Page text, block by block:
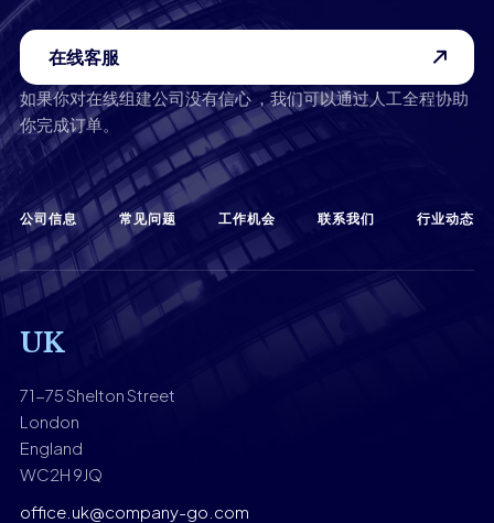
在线客服
如果你对在线组建公司没有信心 ，我们可以通过人工全程协助
你完成订单。
公司信息 常见问题 工作机会 联系我们 行业动态
UK
71-75 Shelton Street
London
England
WC2H 9JQ
office.uk@company-go.com